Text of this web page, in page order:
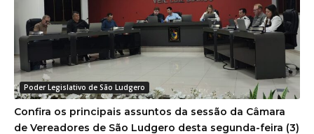
Poder Legislativo de São Ludgero
Confira os principais assuntos da sessão da Câmara
de Vereadores de São Ludgero desta segunda-feira (3)